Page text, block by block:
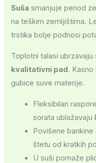
Suša smanjuje period
na teškim zemljištima.
trstika bolje podnosi
Toplotni talasi
kvalitativni pad.
gubice suve materije.
Fleksibilan
sorata ublažavaju
Povišene
štetu od kratkih
U suši pomaže